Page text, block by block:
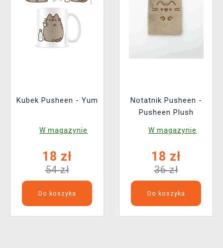
Kubek Pusheen - Yum
W magazynie
18 zł
54 zł
Do koszyka
Notatnik Pusheen -
Pusheen Plush
W magazynie
18 zł
36 zł
Do koszyka